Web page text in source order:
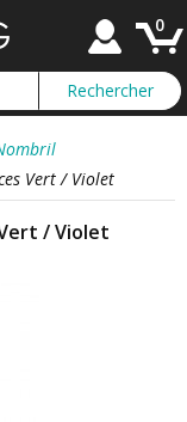
0
Vert / Violet
/ Violet